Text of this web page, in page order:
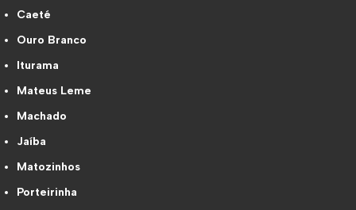
Caeté
Ouro Branco
Iturama
Mateus Leme
Machado
Jaíba
Matozinhos
Porteirinha